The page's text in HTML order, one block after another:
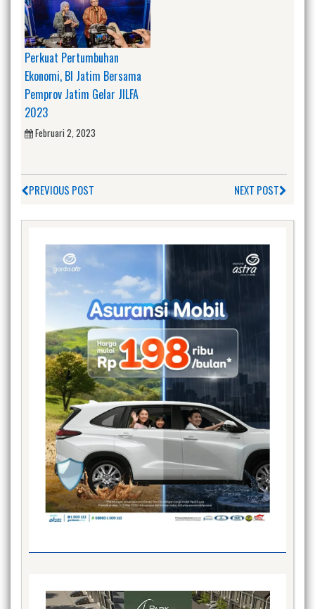
Perkuat Pertumbuhan
Ekonomi, BI Jatim Bersama
Pemprov Jatim Gelar JILFA
2023
Februari 2, 2023
PREVIOUS POST NEXT POST